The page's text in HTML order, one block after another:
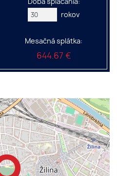
Doba splácania:
rokov
Mesačná splátka:
644.67 €